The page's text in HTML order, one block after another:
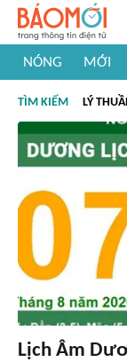
NÓNG MỚI
#Khám phá thế giới
TÌM KIẾM LÝ
Lịch Âm